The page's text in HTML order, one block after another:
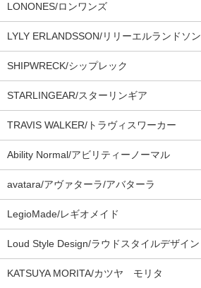
LONONES/ロンワンズ
LYLY ERLANDSSON/リリーエルランドソン
SHIPWRECK/シップレック
STARLINGEAR/スターリンギア
TRAVIS WALKER/トラヴィスワーカー
Ability Normal/アビリティーノーマル
avatara/アヴァターラ/アバターラ
LegioMade/レギオメイド
Loud Style Design/ラウドスタイルデザイン
KATSUYA MORITA/カツヤ モリタ